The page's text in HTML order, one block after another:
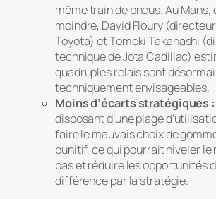
même train de pneus. Au Mans,
moindre, David Floury
Toyota) et Tomoki Takahashi
technique de Jota Cadillac)
quadruples relais sont
techniquement envisageables.
Moins d’écarts stratégiques :
disposant d’une plage
faire le mauvais choix de
punitif, ce qui pourrait niveler le
bas et réduire les opportunités
différence par la stratégie.